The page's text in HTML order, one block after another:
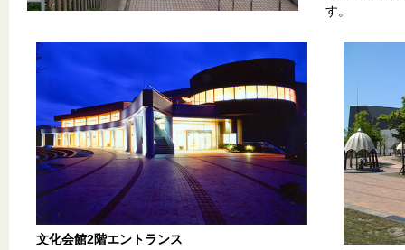
す。
文化会館2階エントランス